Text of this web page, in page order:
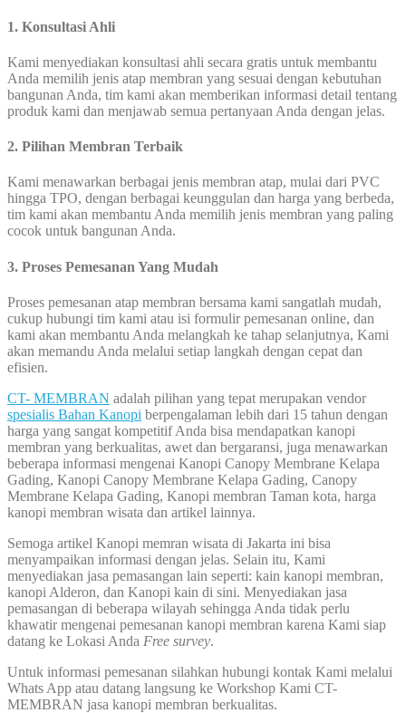
1. Konsultasi Ahli
Kami menyediakan konsultasi ahli secara gratis untuk membantu
Anda memilih jenis atap membran yang sesuai dengan kebutuhan
bangunan Anda, tim kami akan memberikan informasi detail tentang
produk kami dan menjawab semua pertanyaan Anda dengan jelas.
2. Pilihan Membran Terbaik
Kami menawarkan berbagai jenis membran atap, mulai dari PVC
hingga TPO, dengan berbagai keunggulan dan harga yang berbeda,
tim kami akan membantu Anda memilih jenis membran yang paling
cocok untuk bangunan Anda.
3. Proses Pemesanan Yang Mudah
Proses pemesanan atap membran bersama kami sangatlah mudah,
cukup hubungi tim kami atau isi formulir pemesanan online, dan
kami akan membantu Anda melangkah ke tahap selanjutnya, Kami
akan memandu Anda melalui setiap langkah dengan cepat dan
efisien.
CT- MEMBRAN adalah pilihan yang tepat merupakan vendor
spesialis Bahan Kanopi berpengalaman lebih dari 15 tahun dengan
harga yang sangat kompetitif Anda bisa mendapatkan kanopi
membran yang berkualitas, awet dan bergaransi, juga menawarkan
beberapa informasi mengenai Kanopi Canopy Membrane Kelapa
Gading, Kanopi Canopy Membrane Kelapa Gading, Canopy
Membrane Kelapa Gading, Kanopi membran Taman kota, harga
kanopi membran wisata dan artikel lainnya.
Semoga artikel Kanopi memran wisata di Jakarta ini bisa
menyampaikan informasi dengan jelas. Selain itu, Kami
menyediakan jasa pemasangan lain seperti: kain kanopi membran,
kanopi Alderon, dan Kanopi kain di sini. Menyediakan jasa
pemasangan di beberapa wilayah sehingga Anda tidak perlu
khawatir mengenai pemesanan kanopi membran karena Kami siap
datang ke Lokasi Anda Free survey.
Untuk informasi pemesanan silahkan hubungi kontak Kami melalui
Whats App atau datang langsung ke Workshop Kami CT-
MEMBRAN jasa kanopi membran berkualitas.